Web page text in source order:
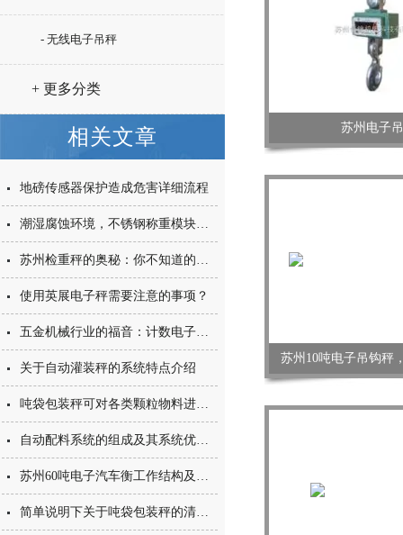
- 无线电子吊秤
+ 更多分类
相关文章
地磅传感器保护造成危害详细流程
潮湿腐蚀环境，不锈钢称重模块稳定称重
苏州检重秤的奥秘：你不知道的重量世界
使用英展电子秤需要注意的事项？
五金机械行业的福音：计数电子台秤
关于自动灌装秤的系统特点介绍
吨袋包装秤可对各类颗粒物料进行定量称重包装
自动配料系统的组成及其系统优势说明
苏州60吨电子汽车衡工作结构及工作原理
简单说明下关于吨袋包装秤的清洁与维护事项
苏州电子
苏州10吨电子吊钩秤